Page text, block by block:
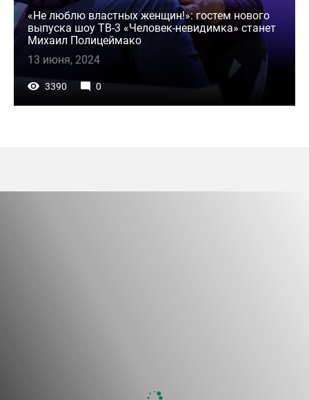
«Не люблю властных женщин!»: гостем нового
выпуска шоу ТВ-3 «Человек-невидимка» станет
Михаил Полицеймако
13 июня, 2024
3390 0